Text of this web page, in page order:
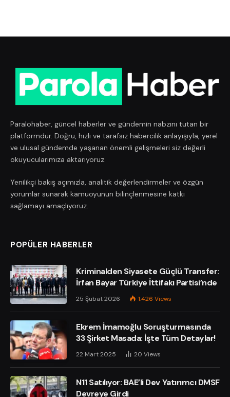
Paralohaber, güncel haberler ve gündemin nabzını tutan bir
platformdur. Doğru, hızlı ve tarafsız habercilik anlayışıyla, yerel
ve ulusal gündemde yaşanan önemli gelişmeleri siz değerli
okuyucularımıza aktarıyoruz.
Yenilikçi bakış açımızla, analitik değerlendirmeler ve özgün
yorumlar sunarak kamuoyunun bilinçlenmesine katkı
sağlamayı amaçlıyoruz.
POPÜLER HABERLER
Kriminalden Siyasete Güçlü Transfer:
İrfan Bayar Türkiye İttifakı Partisi’nde
25 Şubat 2026 1.426 Views
Ekrem İmamoğlu Soruşturmasında
33 Şirket Masada: İşte Tüm Detaylar!
22 Mart 2025 20 Views
N11 Satılıyor: BAE’li Dev Yatırımcı DMSF
Devreye Girdi